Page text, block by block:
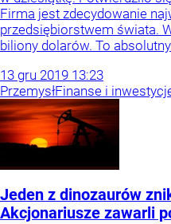
Firma jest zdecydowanie
przedsiębiorstwem świata.
biliony dolarów. To
13 gru 2019 13:23
PrzemysłFinanse i
Jeden z dinozaurów
Akcjonariusze zawarli